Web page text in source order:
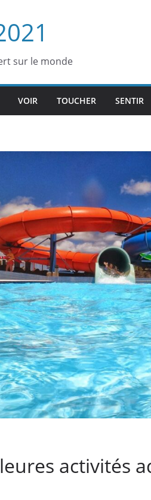
sur le monde
VOIR TOUCHER SENTIR
activités